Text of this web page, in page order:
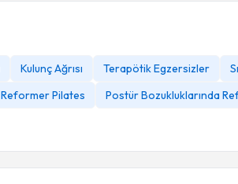
Kulunç Ağrısı Terapötik Egzersizler
Reformer Pilates
Postür Bozukluklarında